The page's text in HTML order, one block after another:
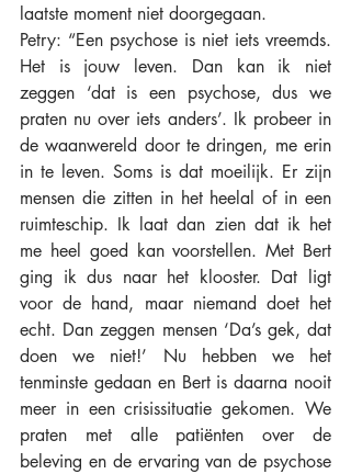
laatste moment niet doorgegaan.
Petry: “Een psychose is niet iets vreemds.
Het is jouw leven. Dan kan ik niet
zeggen ‘dat is een psychose, dus we
praten nu over iets anders’. Ik probeer in
de waanwereld door te dringen, me erin
in te leven. Soms is dat moeilijk. Er zijn
mensen die zitten in het heelal of in een
ruimteschip. Ik laat dan zien dat ik het
me heel goed kan voorstellen. Met Bert
ging ik dus naar het klooster. Dat ligt
voor de hand, maar niemand doet het
echt. Dan zeggen mensen ‘Da’s gek, dat
doen we niet!’ Nu hebben we het
tenminste gedaan en Bert is daarna nooit
meer in een crisissituatie gekomen. We
praten met alle patiënten over de
beleving en de ervaring van de psychose